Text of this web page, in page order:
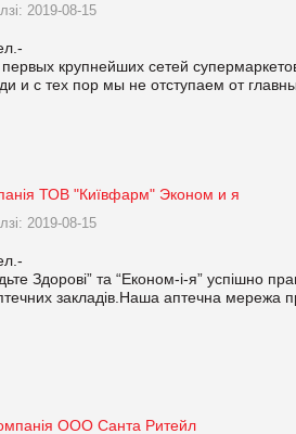
2019-08-15
крупнейших сетей
и с тех пор мы не отступаем от
ТОВ "Київфарм" Эконом и я
2019-08-15
Здорові” та “Економ-і-я” успішно
закладів.Наша аптечна мережа
ООО Санта Ритейл